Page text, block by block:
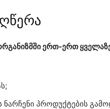
ერთ-ერთ
პროდუქტების